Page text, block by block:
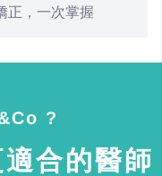
正，一次掌握
?
合的醫師